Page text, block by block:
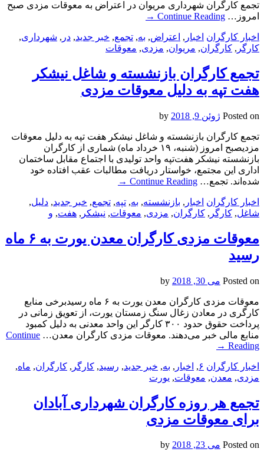
تجمع کارگران شهرداری مریوان در اعتراض به معوقات مزدی صبح
امروز… Continue Reading
→
اخبار کارگران اخبار , اعتراض, به, تجمع, خبر جدید, در , شهرداری,
کارگر , کارگران, مریوان, مزدی, معوقات
تجمع کارگران بازنشسته و شاغل نیشکر
هفت تپه به دلیل معوقات مزدی
Posted on ژوئن 9, 2018
تجمع کارگران بازنشسته و شاغل نیشکر هفت تپه به دلیل معوقات
مزدیصبح امروز (شنبه، ۱۹ خرداد ماه) شماری از کارگران
بازنشسته نیشکر هفت‌تپه واحد تولیدی با اجتماع مقابل ساختمان
اداری این مجتمع، خواستار دریافت مطالبات عقب افتاده خود
شده‌اند. تجمع… Continue Reading
→
اخبار کارگران اخبار , بازنشسته, به, تپه, تجمع, خبر جدید, دلیل,
شاغل, کارگر , کارگران, مزدی, معوقات, نیشکر , هفت, و
معوقات مزدی کارگران معدن یورت به ۶ ماه
رسید
Posted on می 30, 2018
معوقات مزدی کارگران معدن یورت به ۶ ماه رسیدبرخی منابع
کارگری در معادن زغال سنگ زمستان یورت، از تعویق زمانی در
پرداخت حقوق حدود ۳۰۰ کارگر این واحد معدنی به دلیل کمبود
منابع مالی خبر می‌دهند. معوقات مزدی کارگران معدن… Continue
Reading
→
اخبار کارگران ۶, اخبار , به, خبر جدید, رسید, کارگر , کارگران, ماه,
مزدی, معدن, معوقات, یورت
تجمع هر روزه کارگران شهرداری آبادان
برای معوقات مزدی
Posted on می 23, 2018